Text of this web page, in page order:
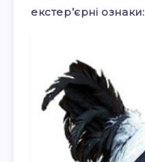
екстер’єрні ознаки: